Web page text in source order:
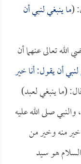
(ما ينبغي لنبي أن
الله تعالى عنهما أن
أن يقول: أنا خير
(ما ينبغي لعبد)
صلى الله عليه
منه وخير من
هو سيد